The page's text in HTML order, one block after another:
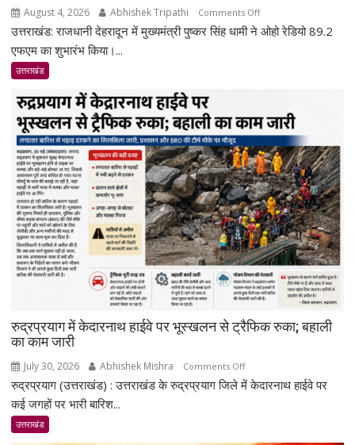
August 4, 2026 Abhishek Tripathi Comments Offon
देहरादून
एफएम
का
शुभारंभ,
सीएम
धामी
बोले-
जनजागरूकता
का
सशक्त
माध्यम
बनेगा
उत्तराखंड: राजधानी देहरादून में मुख्यमंत्री पुष्कर सिंह धामी ने ओहो रेडियो 89.2
एफएम का शुभारंभ किया।...
उत्तराखंड
रुद्रप्रयाग में केदारनाथ हाईवे पर भूस्खलन से ट्रैफिक रुका; बहाली
का काम जारी
July 30, 2026 Abhishek Mishra Comments Offon
रुद्रप्रयाग
रुद्रप्रयाग (उत्तराखंड) : उत्तराखंड के रुद्रप्रयाग जिले में केदारनाथ हाईवे पर
कई जगहों पर भारी बारिश...
उत्तराखंड